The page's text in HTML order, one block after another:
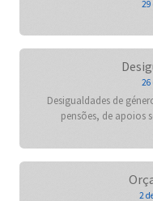
29
26
Desigualdades de
pensões, de apoios
2